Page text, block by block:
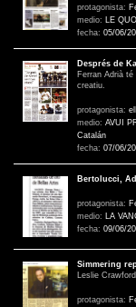
protagonista:
medio:
LE
fecha: 05/06/
Després de
Ferran Adrià té
creatiu.
protagonista:
medio: AVUI
Catalán
fecha: 07/06/
Bertolucci,
protagonista:
medio:
LA
fecha: 09/06/
Simmering
Leslie
protagonista: